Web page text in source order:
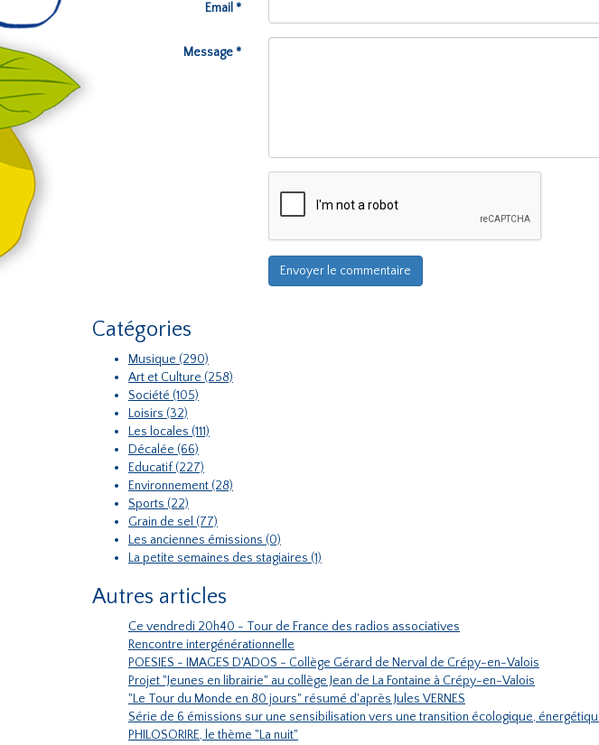
Email *
Message *
Catégories
Musique (290)
Art et Culture (258)
Société (105)
Loisirs (32)
Les locales (111)
Décalée (66)
Educatif (227)
Environnement (28)
Sports (22)
Grain de sel (77)
Les anciennes émissions (0)
La petite semaines des stagiaires (1)
Autres articles
Ce vendredi 20h40 - Tour de France des radios associatives
Rencontre intergénérationnelle
POESIES - IMAGES D'ADOS - Collège Gérard de Nerval de Crépy-en-Valois
Projet "Jeunes en librairie" au collège Jean de La Fontaine à Crépy-en-Valois
"Le Tour du Monde en 80 jours" résumé d'après Jules VERNES
Série de 6 émissions sur une sensibilisation vers une transition écologique,
PHILOSORIRE, le thème "La nuit"